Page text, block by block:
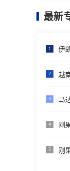
最新
1 伊
2 越
3 马
4 刚
5 刚